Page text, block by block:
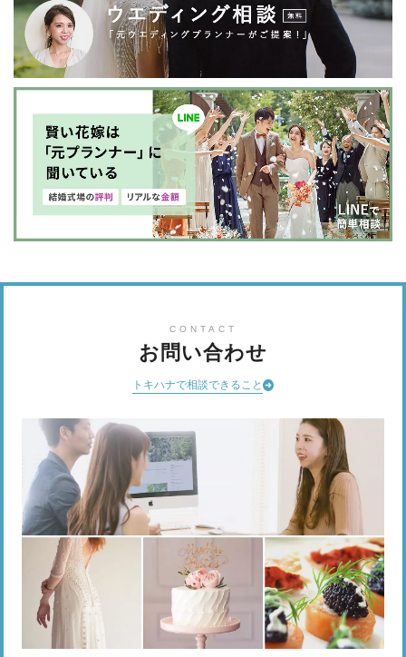
CONTACT
お問い合わせ
トキハナで相談できること